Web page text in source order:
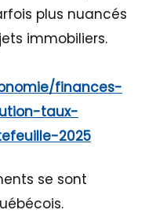
plus nuancés
immobiliers.
finances-
taux-
2025
se sont